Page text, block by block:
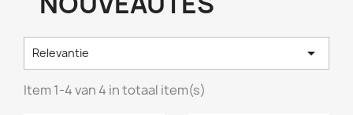
Relevantie 
Item 1-4 van 4 in totaal item(s)